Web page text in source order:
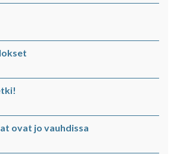
ovat jo vauhdissa